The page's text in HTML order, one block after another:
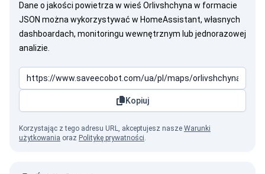
Dane o jakości powietrza w wieś Orlivshchyna w formacie
JSON można wykorzystywać w HomeAssistant, własnych
dashboardach, monitoringu wewnętrznym lub jednorazowej
analizie.
Kopiuj
Korzystając z tego adresu URL, akceptujesz nasze Warunki
użytkowania oraz Politykę prywatności.